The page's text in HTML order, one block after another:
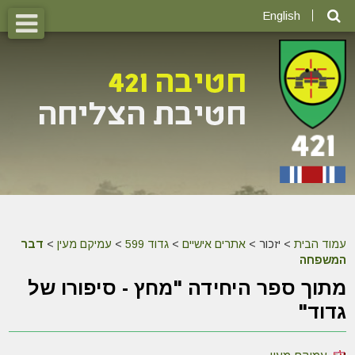
English
עמוד הבית > יזכור >אתרים אישיים >גדוד 599 > עמיקם מעין > דבר
המשפחה
מתוך ספר היחידה "מחץ - סיפורו של
גדוד"